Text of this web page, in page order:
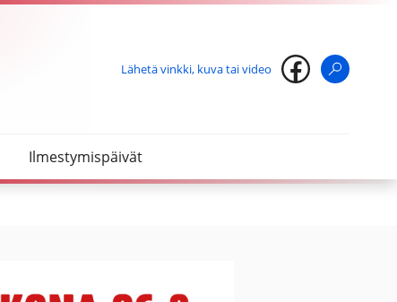
Lähetä vinkki, kuva tai video
Ilmestymispäivät